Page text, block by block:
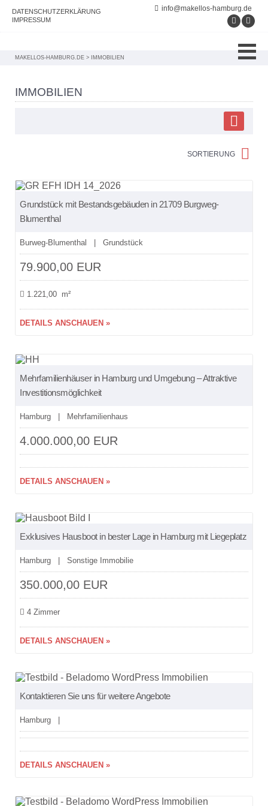
DATENSCHUTZERKLÄRUNG
IMPRESSUM
info@makellos-hamburg.de
MAKELLOS-HAMBURG.DE > IMMOBILIEN
IMMOBILIEN
SORTIERUNG
NEU
Grundstück mit Bestandsgebäuden in 21709 Burgweg-
Blumenthal
Burweg-Blumenthal | Grundstück
79.900,00 EUR
1.221,00 m²
DETAILS ANSCHAUEN »
NEU
Mehrfamilienhäuser in Hamburg und Umgebung – Attraktive
Investitionsmöglichkeit
Hamburg | Mehrfamilienhaus
4.000.000,00 EUR
DETAILS ANSCHAUEN »
NEU
Exklusives Hausboot in bester Lage in Hamburg mit Liegeplatz
Hamburg | Sonstige Immobilie
350.000,00 EUR
4 Zimmer
DETAILS ANSCHAUEN »
Kontaktieren Sie uns für weitere Angebote
Hamburg |
DETAILS ANSCHAUEN »